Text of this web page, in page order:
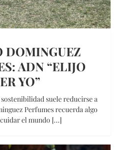
DOMINGUEZ
ADN “ELIJO
YO”
suele reducirse a
Perfumes recuerda algo
el mundo [...]